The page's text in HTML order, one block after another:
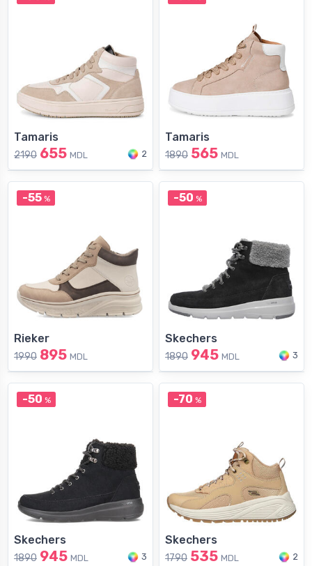
Tamaris
2190 655 MDL 2
Tamaris
1890 565 MDL
-55%
Rieker
1990 895 MDL
-50 %
Skechers
1890 945 MDL 3
-50 %
Skechers
1890 945 MDL 3
-70 %
Skechers
1790 535 MDL 2